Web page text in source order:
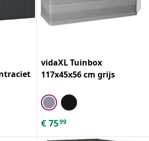
vidaXL Tuinbox
117x45x56 cm grijs
€ 7599